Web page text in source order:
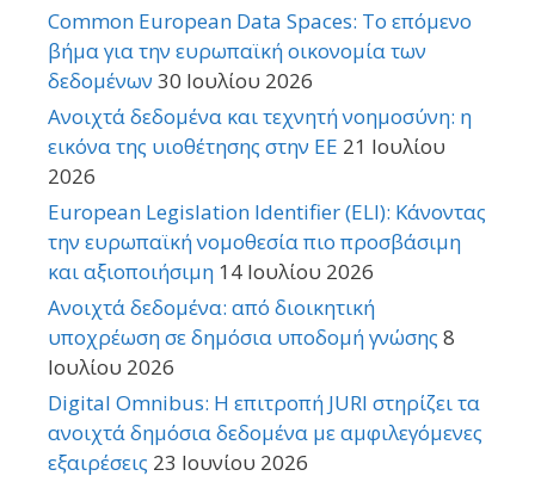
Common European Data Spaces: Το επόμενο
βήμα για την ευρωπαϊκή οικονομία των
δεδομένων 30 Ιουλίου 2026
Ανοιχτά δεδομένα και τεχνητή νοημοσύνη: η
εικόνα της υιοθέτησης στην ΕΕ 21 Ιουλίου
2026
European Legislation Identifier (ELI): Κάνοντας
την ευρωπαϊκή νομοθεσία πιο προσβάσιμη
και αξιοποιήσιμη 14 Ιουλίου 2026
Ανοιχτά δεδομένα: από διοικητική
υποχρέωση σε δημόσια υποδομή γνώσης 8
Ιουλίου 2026
Digital Omnibus: Η επιτροπή JURI στηρίζει τα
ανοιχτά δημόσια δεδομένα με αμφιλεγόμενες
εξαιρέσεις 23 Ιουνίου 2026